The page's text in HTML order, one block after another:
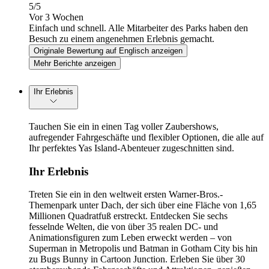
5/5
Vor 3 Wochen
Einfach und schnell. Alle Mitarbeiter des Parks haben den
Besuch zu einem angenehmen Erlebnis gemacht.
Originale Bewertung auf Englisch anzeigen
Mehr Berichte anzeigen
Ihr Erlebnis
Tauchen Sie ein in einen Tag voller Zaubershows,
aufregender Fahrgeschäfte und flexibler Optionen, die alle auf
Ihr perfektes Yas Island-Abenteuer zugeschnitten sind.
Ihr Erlebnis
Treten Sie ein in den weltweit ersten Warner-Bros.-
Themenpark unter Dach, der sich über eine Fläche von 1,65
Millionen Quadratfuß erstreckt. Entdecken Sie sechs
fesselnde Welten, die von über 35 realen DC- und
Animationsfiguren zum Leben erweckt werden – von
Superman in Metropolis und Batman in Gotham City bis hin
zu Bugs Bunny in Cartoon Junction. Erleben Sie über 30